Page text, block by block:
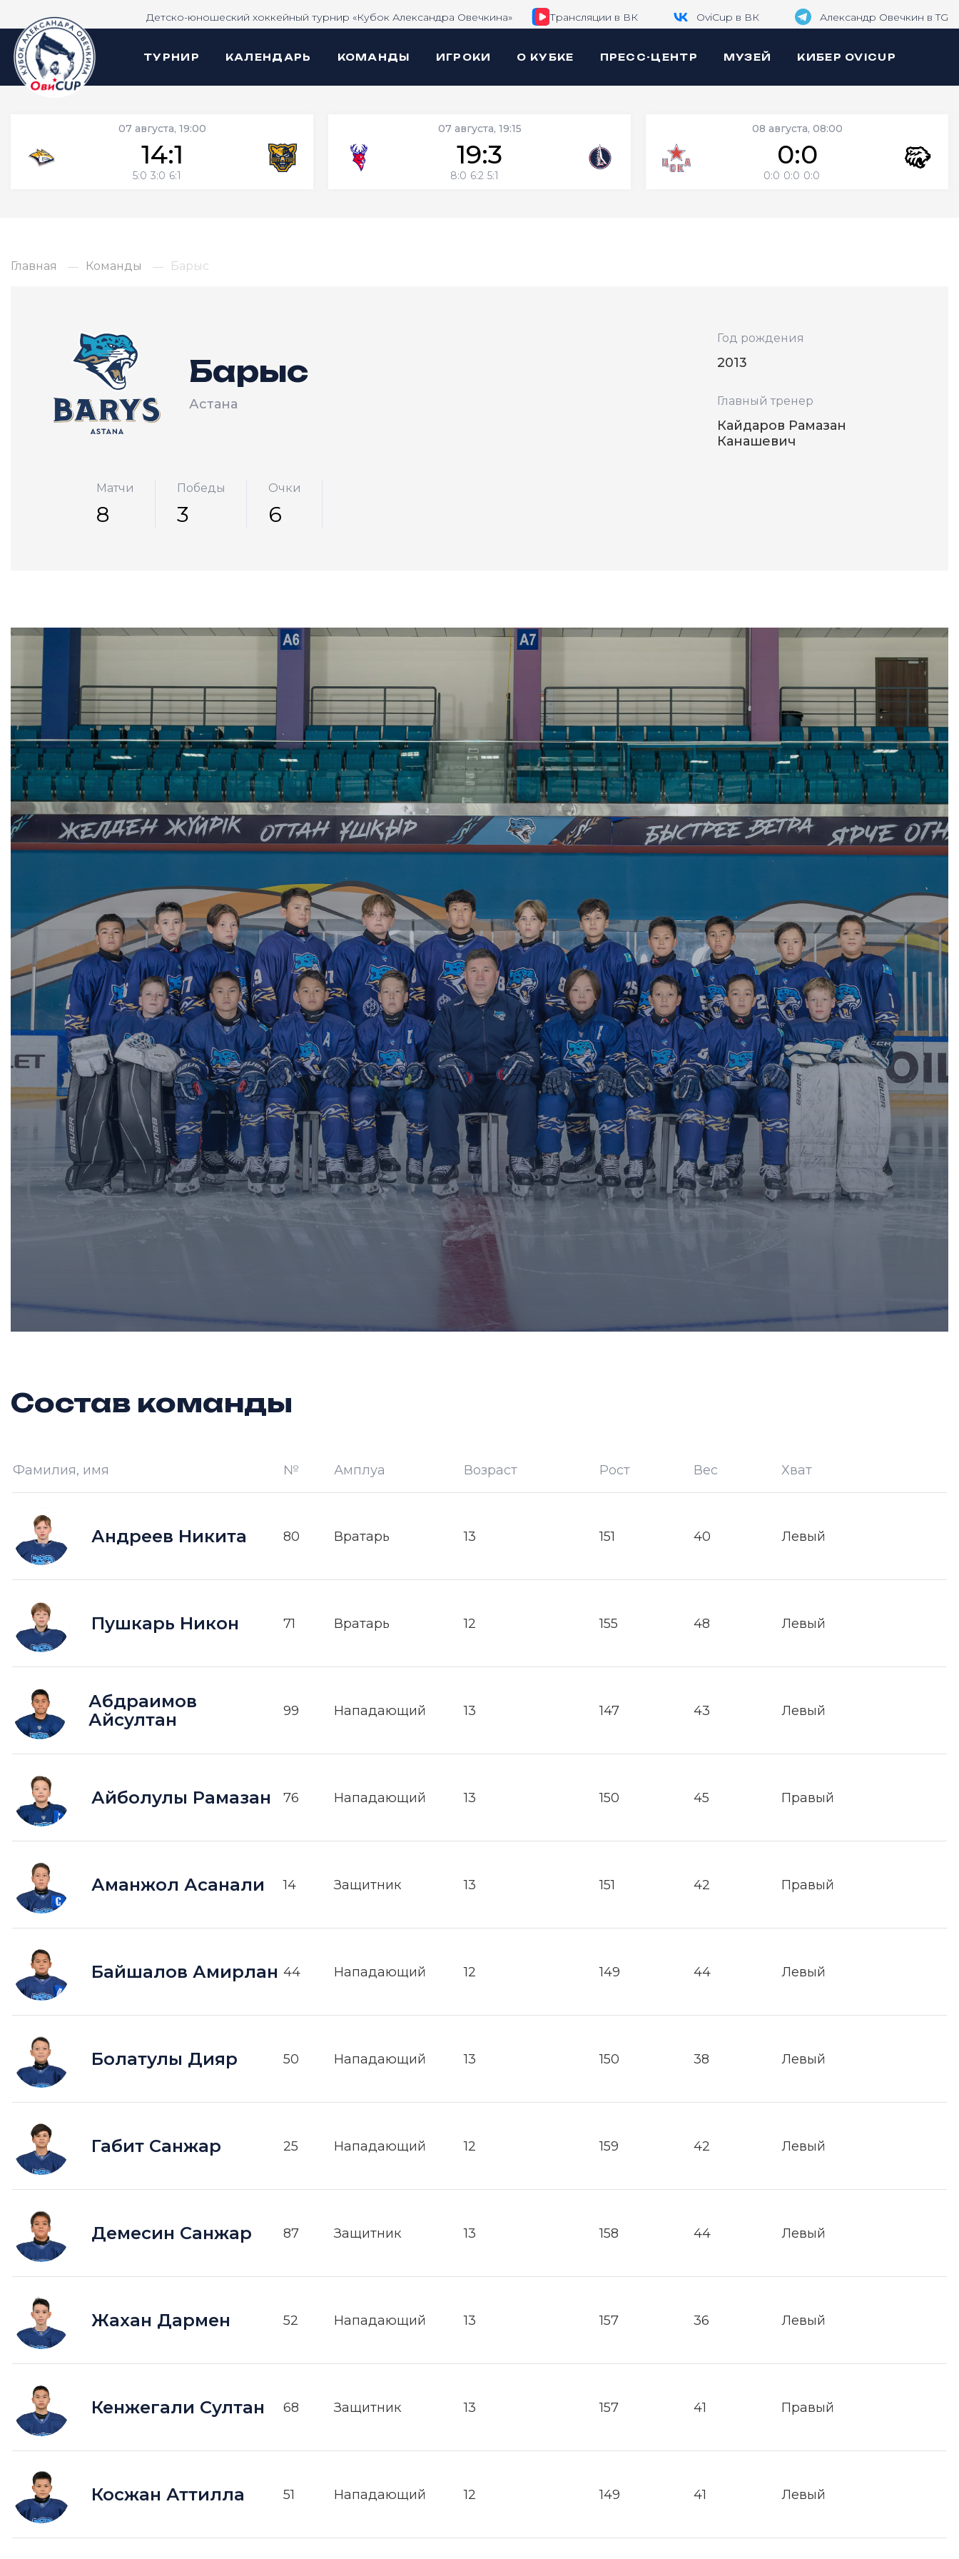
Детско-юношеский хоккейный турнир «Кубок Александра Овечкина» Трансляции в ВК OviCup в ВК Александр Овечкин в TG
ТУРНИР КАЛЕНДАРЬ КОМАНДЫ ИГРОКИ О КУБКЕ ПРЕСС-ЦЕНТР МУЗЕЙ КИБЕР OVICUP
07 августа, 19:00
14:1
5:0 3:0 6:1
07 августа, 19:15
19:3
8:0 6:2 5:1
08 августа, 08:00
0:0
0:0 0:0 0:0
Главная Команды Барыс
Барыс
Астана
Матчи
8
Победы
3
Очки
6
Год рождения
2013
Главный тренер
Кайдаров Рамазан
Канашевич
Состав команды
Фамилия, имя № Амплуа Возраст Рост Вес Хват
Андреев Никита 80 Вратарь 13 151 40 Левый
Пушкарь Никон 71 Вратарь 12 155 48 Левый
Абдраимов
Айсултан
99 Нападающий 13 147 43 Левый
Айболулы Рамазан 76 Нападающий 13 150 45 Правый
Аманжол Асанали 14 Защитник 13 151 42 Правый
Байшалов Амирлан 44 Нападающий 12 149 44 Левый
Болатулы Дияр 50 Нападающий 13 150 38 Левый
Габит Санжар 25 Нападающий 12 159 42 Левый
Демесин Санжар 87 Защитник 13 158 44 Левый
Жахан Дармен 52 Нападающий 13 157 36 Левый
Кенжегали Султан 68 Защитник 13 157 41 Правый
Косжан Аттилла 51 Нападающий 12 149 41 Левый